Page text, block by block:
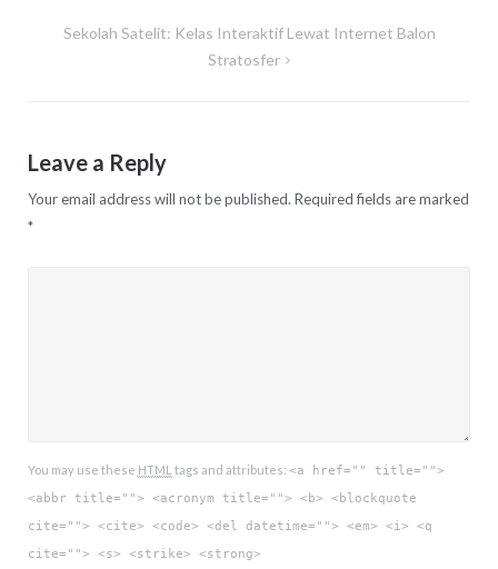
Sekolah Satelit: Kelas Interaktif Lewat Internet Balon
Stratosfer
Leave a Reply
Your email address will not be published. Required fields are marked
*
You may use these HTML tags and attributes: <a href="" title="">
<abbr title=""> <acronym title=""> <b> <blockquote
cite=""> <cite> <code> <del datetime=""> <em> <i> <q
cite=""> <s> <strike> <strong>